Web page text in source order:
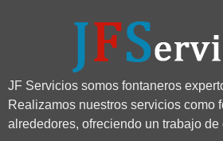
JF Servicios somos fontaneros
Realizamos nuestros servicios como
alrededores, ofreciendo un trabajo